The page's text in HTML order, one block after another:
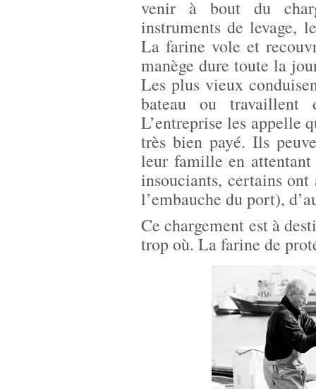
venir à bout du
instruments de levage,
La farine vole et
manège dure toute la
Les plus vieux
bateau ou travaillent
L’entreprise les appelle
très bien payé. Ils
leur famille en
insouciants, certains
l’embauche du port),
Ce chargement est à
trop où. La farine de